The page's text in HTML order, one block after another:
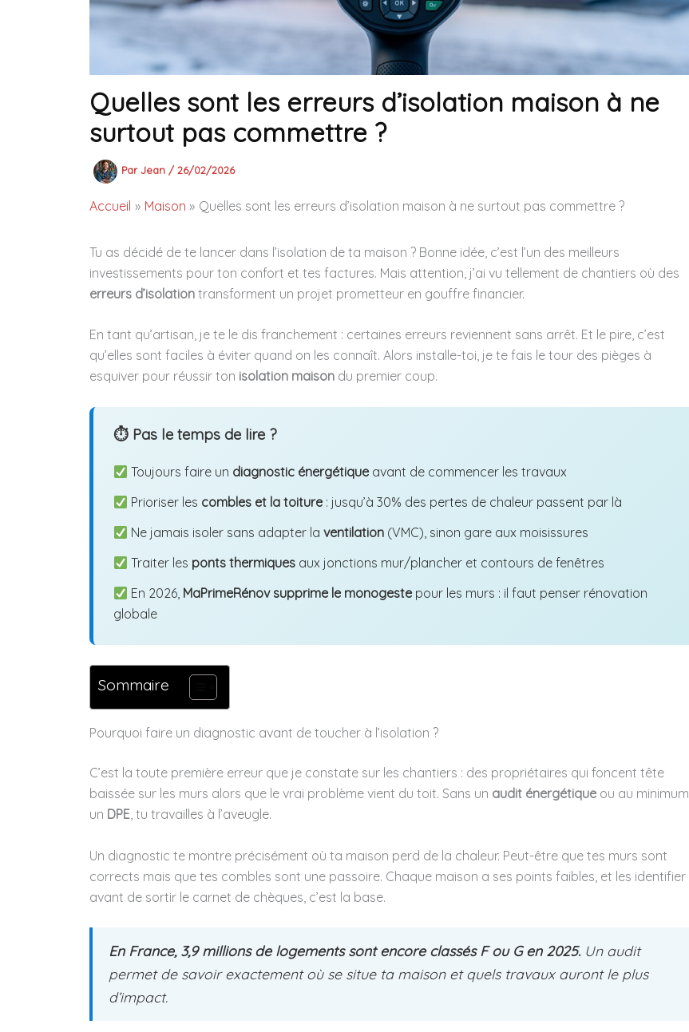
Quelles sont les erreurs d’isolation maison à ne
surtout pas commettre ?
ParJean / 26/02/2026
Accueil Maison Quelles sont les erreurs d’isolation maison à ne surtout pas commettre ?
Tu as décidé de te lancer dans l’isolation de ta maison ? Bonne idée, c’est l’un des meilleurs
investissements pour ton confort et tes factures. Mais attention, j’ai vu tellement de chantiers où des
erreurs d’isolation transforment un projet prometteur en gouffre financier.
En tant qu’artisan, je te le dis franchement : certaines erreurs reviennent sans arrêt. Et le pire, c’est
qu’elles sont faciles à éviter quand on les connaît. Alors installe-toi, je te fais le tour des pièges à
esquiver pour réussir ton isolation maison du premier coup.
⏱ Pas le temps de lire ?
Toujours faire un diagnostic énergétique avant de commencer les travaux
Prioriser les combles et la toiture : jusqu’à 30% des pertes de chaleur passent par là
Ne jamais isoler sans adapter laventilation (VMC), sinon gare aux moisissures
Traiter les ponts thermiques aux jonctions mur/plancher et contours de fenêtres
En 2026, MaPrimeRénov supprime le monogeste pour les murs : il faut penser rénovation
globale
Sommaire
Pourquoi faire un diagnostic avant de toucher à l’isolation ?
C’est la toute première erreur que je constate sur les chantiers : des propriétaires qui foncent tête
baissée sur les murs alors que le vrai problème vient du toit. Sans un audit énergétique ou au minimum
un DPE, tu travailles à l’aveugle.
Un diagnostic te montre précisément où ta maison perd de la chaleur. Peut-être que tes murs sont
corrects mais que tes combles sont une passoire. Chaque maison a ses points faibles, et les identifier
avant de sortir le carnet de chèques, c’est la base.
En France, 3,9 millions de logements sont encore classés F ou G en 2025.Un audit
permet de savoir exactement où se situe ta maison et quels travaux auront le plus
d’impact.